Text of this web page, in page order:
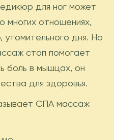
для ног может
многих отношениях,
утомительного дня. Но
стоп помогает
боль в мышцах, он
для здоровья.
СПА массаж